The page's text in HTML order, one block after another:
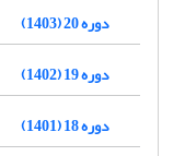
دوره 20 (1403)
دوره 19 (1402)
دوره 18 (1401)